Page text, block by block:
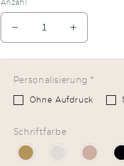
Anzahl
Verringere
die
Menge
für
Federmäppchen
Hawaii
Erhöhe
die
Menge
Hawaii
Personalisierung *
Ohne Aufdruck
Schriftfarbe